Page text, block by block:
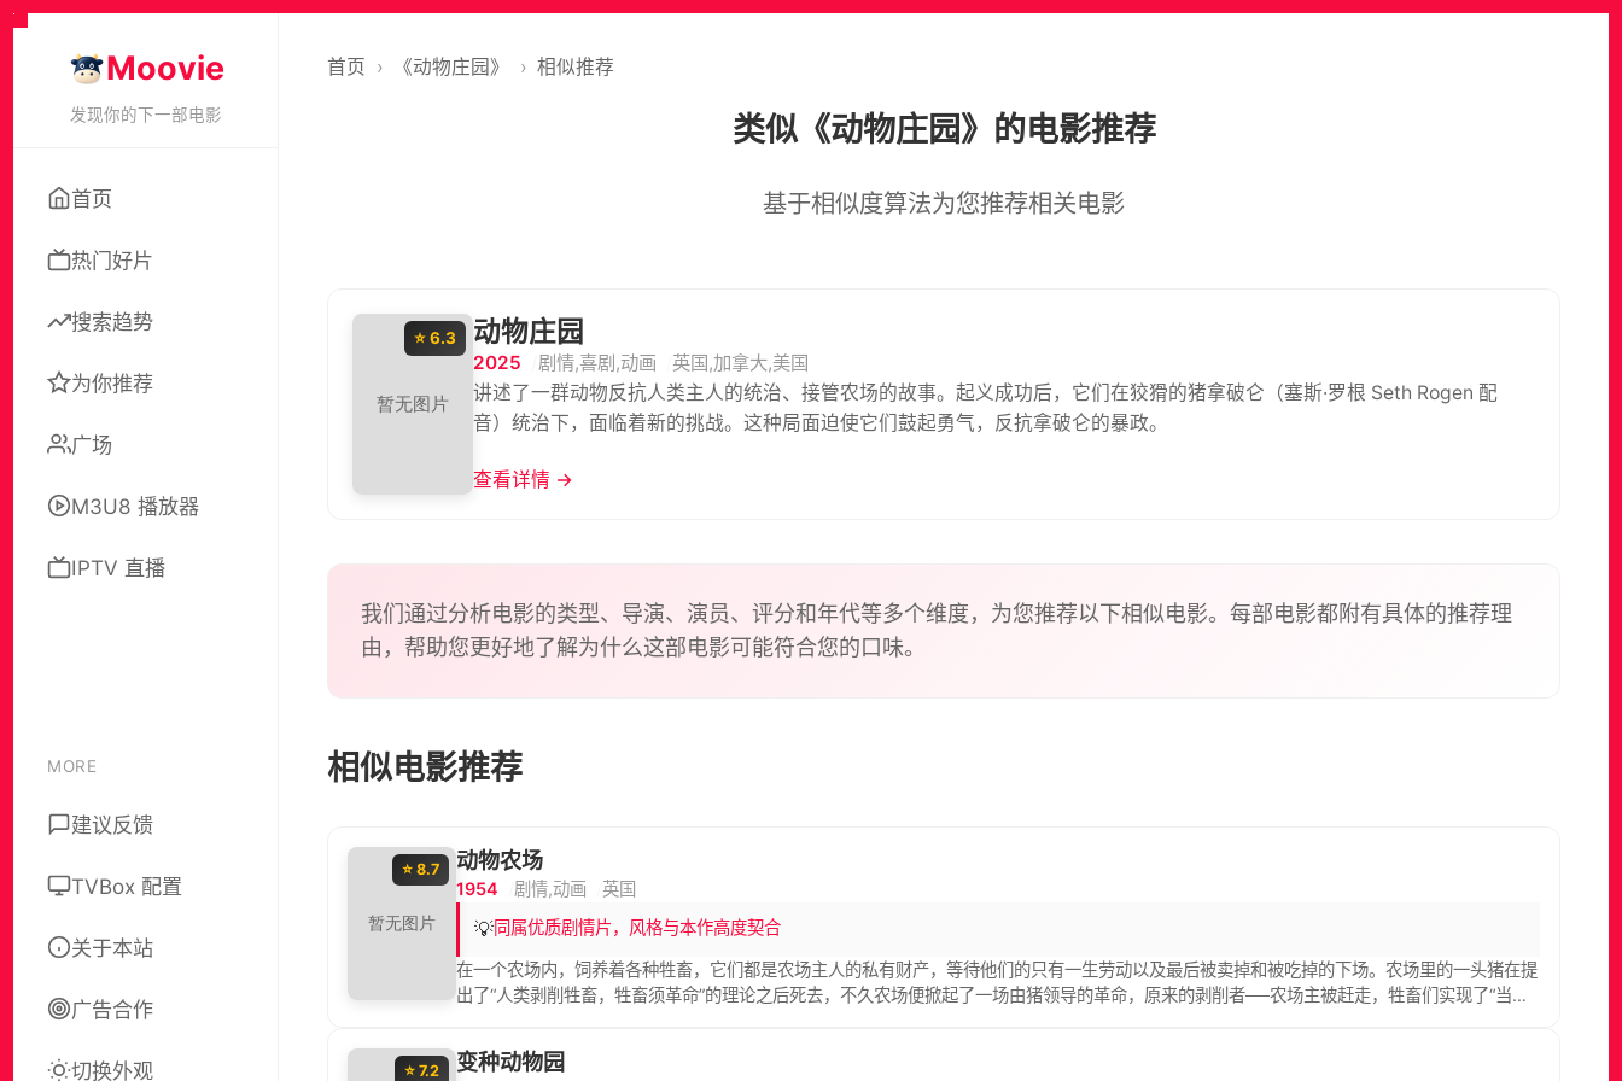
Moovie
发现你的下一部电影
首页
热门好片
搜索趋势
为你推荐
广场
M3U8 播放器
IPTV 直播
MORE
建议反馈
TVBox 配置
关于本站
广告合作
切换外观
首页 › 《动物庄园》 › 相似推荐
类似《动物庄园》的电影推荐
基于相似度算法为您推荐相关电影
⭐ 6.3 动物庄园
2025 剧情,喜剧,动画
英国,加拿大,美国
讲述了一群动物反抗人类主人的统治、接管农场的故事。起义成功后，它们在狡猾的猪拿破仑（塞斯·罗根 Seth Rogen 配
音）统治下，面临着新的挑战。这种局面迫使它们鼓起勇气，反抗拿破仑的暴政。
查看详情 →
我们通过分析电影的类型、导演、演员、评分和年代等多个维度，为您推荐以下相似电影。每部电影都附有具体的推荐理
由，帮助您更好地了解为什么这部电影可能符合您的口味。
相似电影推荐
⭐ 8.7 动物农场
1954 剧情,动画 英国
💡同属优质剧情片，风格与本作高度契合
在一个农场内，饲养着各种牲畜，它们都是农场主人的私有财产，等待他们的只有一生劳动以及最后被卖掉和被吃掉的下场。农场里的一头猪在提
出了“人类剥削牲畜，牲畜须革命”的理论之后死去，不久农场便掀起了一场由猪领导的革命，原来的剥削者──农场主被赶走，牲畜们实现了“当家
一头猪被宣布为革命的敌人。此后，获取了领导权的猪拥有了越来越大的权力和越来越多的特别待遇，逐渐脱离了其他动物，最终蜕变成为和人类
完全一样的牲畜剥削者，动物农场的名字也被放弃。 本片乔治·奥威尔（George Orwell）1945年出版的同名小说《动物农庄》改编，同时是英国
⭐ 7.2 变种动物园